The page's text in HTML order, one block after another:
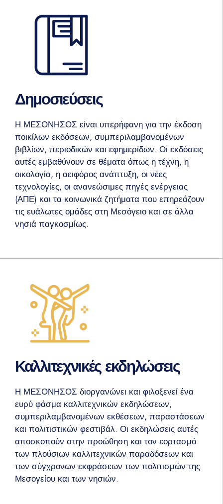
Δημοσιεύσεις
Η ΜΕΣΟΝΗΣΟΣ είναι υπερήφανη για την έκδοση
ποικίλων εκδόσεων, συμπεριλαμβανομένων
βιβλίων, περιοδικών και εφημερίδων. Οι εκδόσεις
αυτές εμβαθύνουν σε θέματα όπως η τέχνη, η
οικολογία, η αειφόρος ανάπτυξη, οι νέες
τεχνολογίες, οι ανανεώσιμες πηγές ενέργειας
(ΑΠΕ) και τα κοινωνικά ζητήματα που επηρεάζουν
τις ευάλωτες ομάδες στη Μεσόγειο και σε άλλα
νησιά παγκοσμίως.
Καλλιτεχνικές εκδηλώσεις
Η ΜΕΣΟΝΗΣΟΣ διοργανώνει και φιλοξενεί ένα
ευρύ φάσμα καλλιτεχνικών εκδηλώσεων,
συμπεριλαμβανομένων εκθέσεων, παραστάσεων
και πολιτιστικών φεστιβάλ. Οι εκδηλώσεις αυτές
αποσκοπούν στην προώθηση και τον εορτασμό
των πλούσιων καλλιτεχνικών παραδόσεων και
των σύγχρονων εκφράσεων των πολιτισμών της
Μεσογείου και των νησιών.